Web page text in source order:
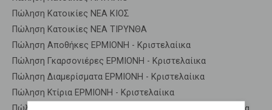
Πώληση Κατοικίες ΝΕΑ ΚΙΟΣ
Πώληση Κατοικίες ΝΕΑ ΤΙΡΥΝΘΑ
Πώληση Αποθήκες ΕΡΜΙΟΝΗ - Κριστελαίικα
Πώληση Γκαρσονιέρες ΕΡΜΙΟΝΗ - Κριστελαίικα
Πώληση Διαμερίσματα ΕΡΜΙΟΝΗ - Κριστελαίικα
Πώληση Κτίρια ΕΡΜΙΟΝΗ - Κριστελαίικα